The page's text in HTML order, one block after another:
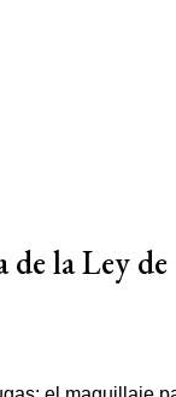
la Ley de